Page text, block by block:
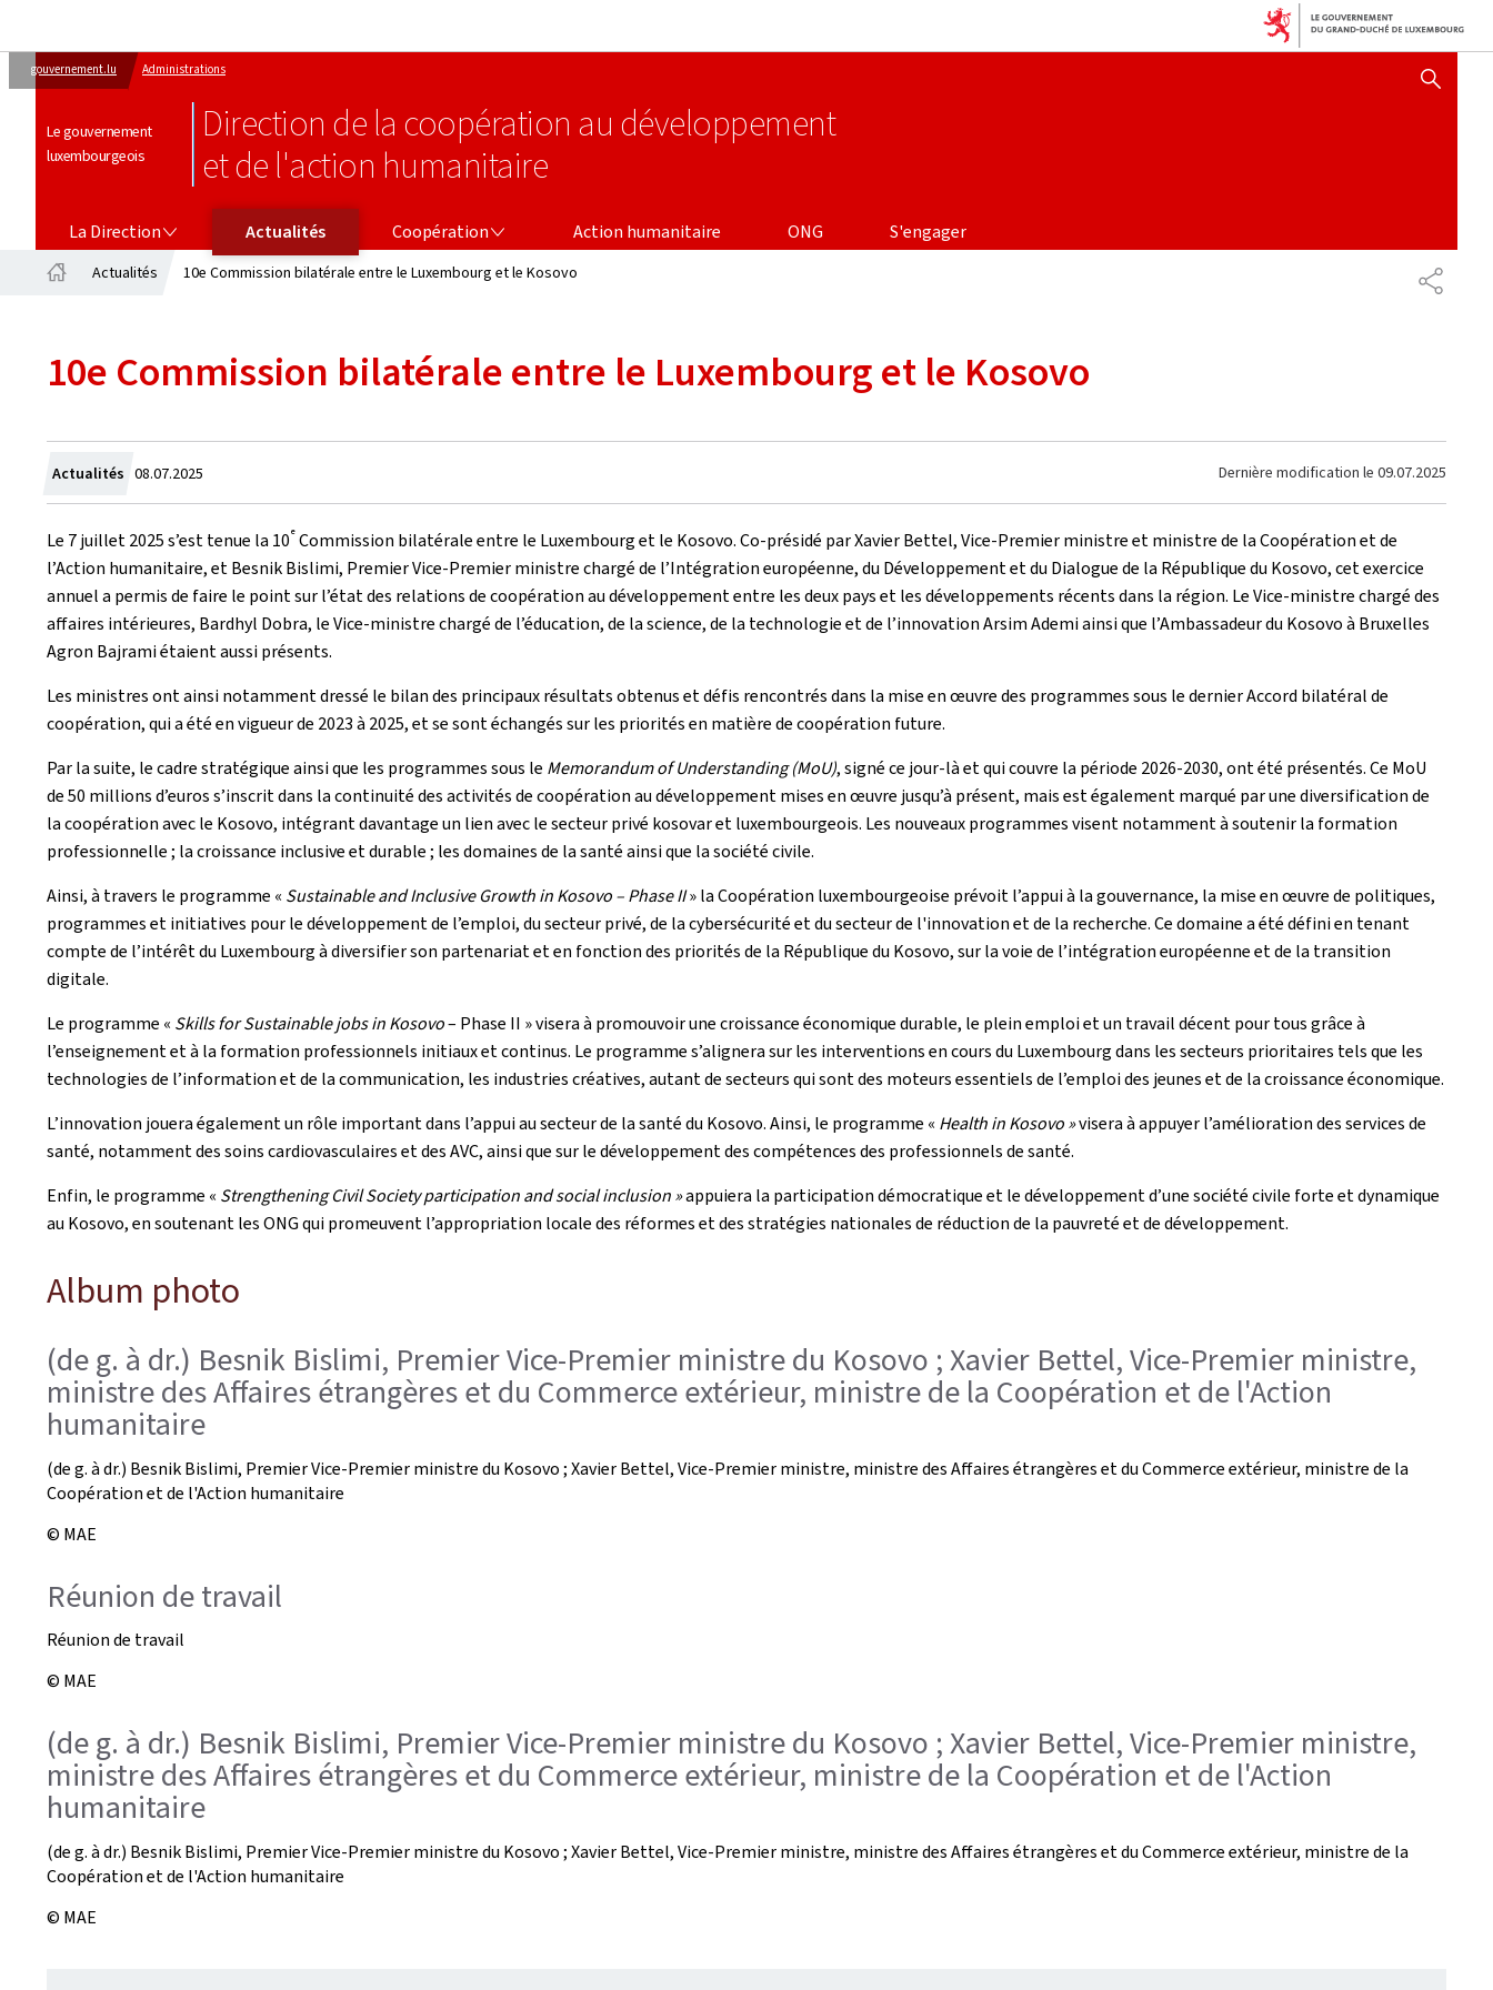
gouvernement.lu Administrations
Le gouvernement
luxembourgeois
Direction de la coopération au développement
et de l'action humanitaire
AFFICHER / MASQUER
La Direction Actualités Coopération
COOPÉRATION
Action humanitaire ONG
S'engager
Actualités 10e Commission bilatérale entre le Luxembourg et le Kosovo
10e Commission bilatérale entre le Luxembourg et le Kosovo
Actualités Crée
le
08.07.2025 Dernière modification le 09.07.2025
Le 7 juillet 2025 s’est tenue la 10eCommission bilatérale entre le Luxembourg et le Kosovo. Co-présidé par Xavier Bettel, Vice-Premier ministre et ministre de la Coopération et de
l’Action humanitaire, et Besnik Bislimi, Premier Vice-Premier ministre chargé de l’Intégration européenne, du Développement et du Dialogue de la République du Kosovo, cet exercice
annuel a permis de faire le point sur l’état des relations de coopération au développement entre les deux pays et les développements récents dans la région. Le Vice-ministre chargé des
affaires intérieures, Bardhyl Dobra, le Vice-ministre chargé de l’éducation, de la science, de la technologie et de l’innovation Arsim Ademi ainsi que l’Ambassadeur du Kosovo à Bruxelles
Agron Bajrami étaient aussi présents.
Les ministres ont ainsi notamment dressé le bilan des principaux résultats obtenus et défis rencontrés dans la mise en œuvre des programmes sous le dernier Accord bilatéral de
coopération, qui a été en vigueur de 2023 à 2025, et se sont échangés sur les priorités en matière de coopération future.
Par la suite, le cadre stratégique ainsi que les programmes sous le Memorandum of Understanding (MoU), signé ce jour-là et qui couvre la période 2026-2030, ont été présentés. Ce MoU
de 50 millions d’euros s’inscrit dans la continuité des activités de coopération au développement mises en œuvre jusqu’à présent, mais est également marqué par une diversification de
la coopération avec le Kosovo, intégrant davantage un lien avec le secteur privé kosovar et luxembourgeois. Les nouveaux programmes visent notamment à soutenir la formation
professionnelle ; la croissance inclusive et durable ; les domaines de la santé ainsi que la société civile.
Ainsi, à travers le programme « Sustainable and Inclusive Growth in Kosovo – Phase II» la Coopération luxembourgeoise prévoit l’appui à la gouvernance, la mise en œuvre de politiques,
programmes et initiatives pour le développement de l’emploi, du secteur privé, de la cybersécurité et du secteur de l'innovation et de la recherche. Ce domaine a été défini en tenant
compte de l’intérêt du Luxembourg à diversifier son partenariat et en fonction des priorités de la République du Kosovo, sur la voie de l’intégration européenne et de la transition
digitale.
Le programme « Skills for Sustainable jobs in Kosovo– Phase II » visera à promouvoir une croissance économique durable, le plein emploi et un travail décent pour tous grâce à
l’enseignement et à la formation professionnels initiaux et continus. Le programme s’alignera sur les interventions en cours du Luxembourg dans les secteurs prioritaires tels que les
technologies de l’information et de la communication, les industries créatives, autant de secteurs qui sont des moteurs essentiels de l’emploi des jeunes et de la croissance économique.
L’innovation jouera également un rôle important dans l’appui au secteur de la santé du Kosovo. Ainsi, le programme « Health in Kosovo »visera à appuyer l’amélioration des services de
santé, notamment des soins cardiovasculaires et des AVC, ainsi que sur le développement des compétences des professionnels de santé.
Enfin, le programme « Strengthening Civil Society participation and social inclusion »appuiera la participation démocratique et le développement d’une société civile forte et dynamique
au Kosovo, en soutenant les ONG qui promeuvent l’appropriation locale des réformes et des stratégies nationales de réduction de la pauvreté et de développement.
Album photo
(de g. à dr.) Besnik Bislimi, Premier Vice-Premier ministre du Kosovo ; Xavier Bettel, Vice-Premier ministre,
ministre des Affaires étrangères et du Commerce extérieur, ministre de la Coopération et de l'Action
humanitaire
(de g. à dr.) Besnik Bislimi, Premier Vice-Premier ministre du Kosovo ; Xavier Bettel, Vice-Premier ministre, ministre des Affaires étrangères et du Commerce extérieur, ministre de la
Coopération et de l'Action humanitaire
© MAE
Réunion de travail
Réunion de travail
© MAE
(de g. à dr.) Besnik Bislimi, Premier Vice-Premier ministre du Kosovo ; Xavier Bettel, Vice-Premier ministre,
ministre des Affaires étrangères et du Commerce extérieur, ministre de la Coopération et de l'Action
humanitaire
(de g. à dr.) Besnik Bislimi, Premier Vice-Premier ministre du Kosovo ; Xavier Bettel, Vice-Premier ministre, ministre des Affaires étrangères et du Commerce extérieur, ministre de la
Coopération et de l'Action humanitaire
© MAE